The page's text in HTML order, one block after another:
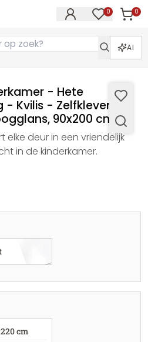
0 0
AI
- Hete
Kvilis - Zelfklevende
90x200 cm
elke deur in een vriendelijk
in de kinderkamer.
cm